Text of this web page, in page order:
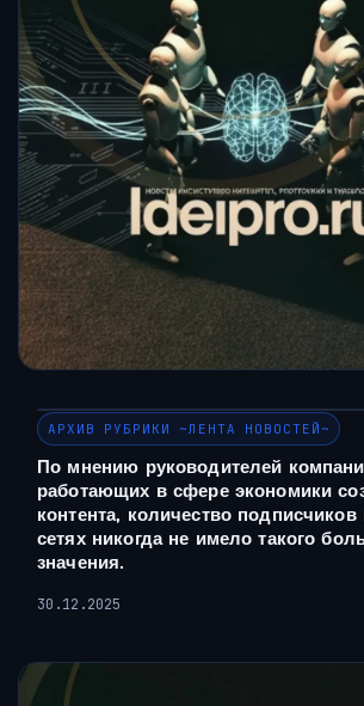
АРХИВ РУБРИКИ ~ЛЕНТА НОВОСТЕЙ~
По мнению руководителей
работающих в сфере экономики
контента, количество
сетях никогда не имело такого
значения.
30.12.2025